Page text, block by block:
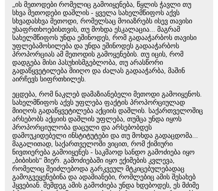
„ის მეთოდები რომელიც გამოიყენება, წყლის ჭავლი თუ
სხვა მეთოდები დაშლის - ყველა სახელმწიფოს აქვს
სხვადასხვა მეთოდი, რომელსაც მოიაზრებს ისევ თავისი
უსაფრთხოებისთვის, თუ მოხდა ესკალაცია... მაგრამ
სახელმწიფოს უნდა ეშინოდეს, რომ გადააჭარბოს თავისი
უფლებამოსილება და უნდა ეშინოდეს გადააჭარბოს
პროპორციას ამ მეთოდის გამოყენების. თუ იცის, რომ
დადგება მისი პასუხისმგებლობა, თუ არასწორი
გადაწყვეტილება მიიღო და ძალას გადააჭარბა, მაშინ
აირჩევს სიფრთხილეს.
ეცდება, რომ ნაკლებ დამაზიანებელი მეთოდი გამოიყენოს.
სახელმწიფოს აქვს უფლება ფაქტის პროპორციულად
მიიღოს გადაწყვეტილება აქციის დაშლის. საქართველოშიც
არსებობს აქციის დაშლის უფლება, თუმცა უნდა იყოს
პროპორციულობა დაცული და არსებობდეს
დამოუკიდებელი ინსტიტუტები და თუ მოხდა გადაცდომა...
მაგალითად, საქართველოში ვიცით, რომ ქიმიური
ნივთიერება გამოიყენეს - საკმაოდ სანდო გამოძიება იყო
„ბიბისის“ მიერ. გამოძიებაში იყო ექიმების კვლევა,
რომელიც შეიძლებოდა გარკვეულ მტკიცებულებადაც
გამოგვეყენებინა და ადამიანები, რომლებიც ამის შესახებ
ჰყვებიან. შემდეგ ამის გამოძიება უნდა ხდებოდეს, ეს მძიმე